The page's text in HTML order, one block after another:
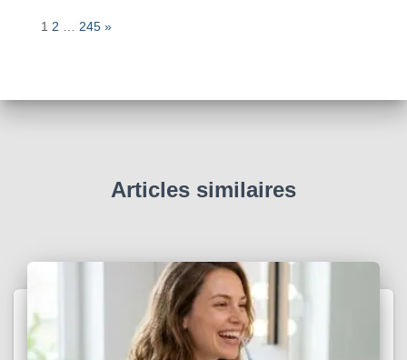
P
:
1 2 245 N
»
Articles similaires